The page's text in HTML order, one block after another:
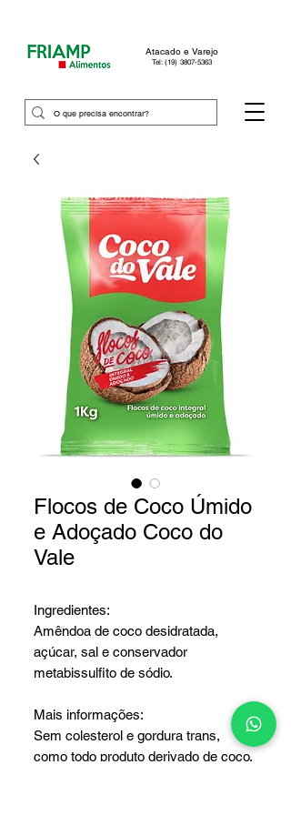
Atacado e Varejo
Tel: (19) 3807-5363
Flocos de Coco Úmido
e Adoçado Coco do
Vale
Ingredientes:
Amêndoa de coco desidratada,
açúcar, sal e conservador
metabissulfito de sódio.
Mais informações:
Sem colesterol e gordura trans,
como todo produto derivado de coco.